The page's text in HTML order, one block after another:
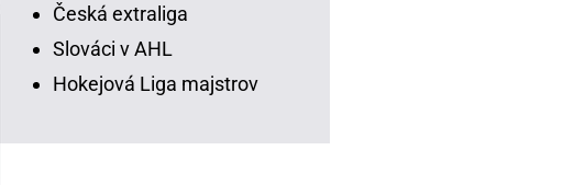
Česká extraliga
Slováci v AHL
Hokejová Liga majstrov